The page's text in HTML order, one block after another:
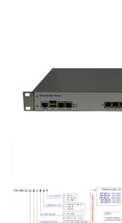
smerovače,
dátové
smerovače
Multiplexery,
Analógové
prevodníky